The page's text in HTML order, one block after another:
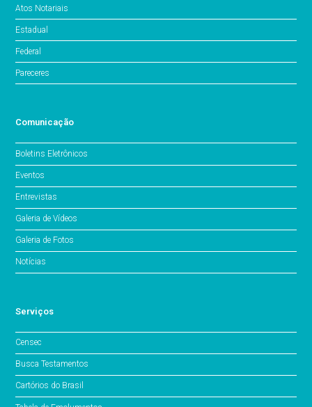
Atos Notariais
Estadual
Federal
Pareceres
Comunicação
Boletins Eletrônicos
Eventos
Entrevistas
Galeria de Vídeos
Galeria de Fotos
Notícias
Serviços
Censec
Busca Testamentos
Cartórios do Brasil